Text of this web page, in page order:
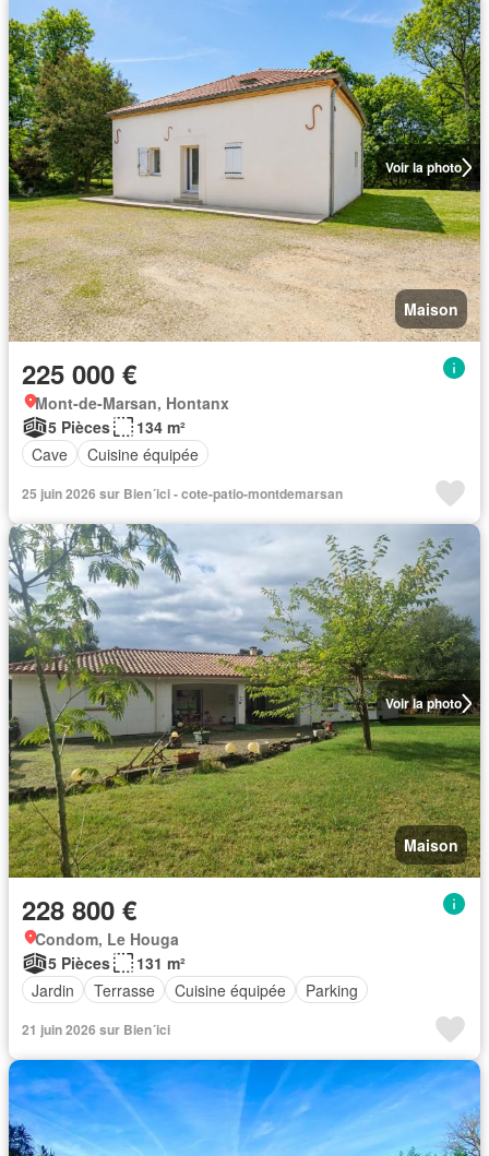
Voir la photo
Maison
225 000 €
Mont-de-Marsan, Hontanx
5 Pièces
134 m²
Cave
Cuisine équipée
25 juin 2026 sur Bien´ici - cote-patio-montdemarsan
Voir la photo
Maison
228 800 €
Condom, Le Houga
5 Pièces
131 m²
Jardin
Terrasse Cuisine équipée Parking
21 juin 2026 sur Bien´ici